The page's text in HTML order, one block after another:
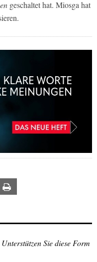
geschaltet hat. Miosga hat
Sie diese Form